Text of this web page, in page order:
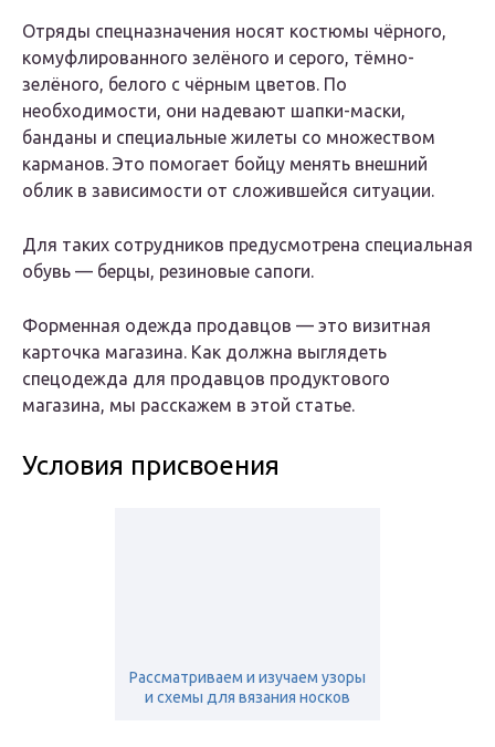
Отряды спецназначения носят костюмы чёрного,
комуфлированного зелёного и серого, тёмно-
зелёного, белого с чёрным цветов. По
необходимости, они надевают шапки-маски,
банданы и специальные жилеты со множеством
карманов. Это помогает бойцу менять внешний
облик в зависимости от сложившейся ситуации.
Для таких сотрудников предусмотрена специальная
обувь — берцы, резиновые сапоги.
Форменная одежда продавцов — это визитная
карточка магазина. Как должна выглядеть
спецодежда для продавцов продуктового
магазина, мы расскажем в этой статье.
Условия присвоения
Рассматриваем и изучаем узоры
и схемы для вязания носков